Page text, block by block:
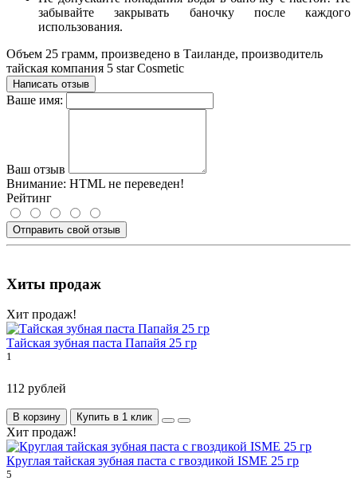
забывайте закрывать баночку после каждого
использования.
Объем 25 грамм, произведено в Таиланде, производитель
тайская компания 5 star Cosmetic
Написать отзыв
Ваше имя:
Ваш отзыв
Внимание: HTML не переведен!
Рейтинг
Отправить свой отзыв
Хиты продаж
Хит продаж!
Тайская зубная паста Папайя 25 гр
1
112 рублей
В корзину Купить в 1 клик
Хит продаж!
Круглая тайская зубная паста с гвоздикой ISME 25 гр
5